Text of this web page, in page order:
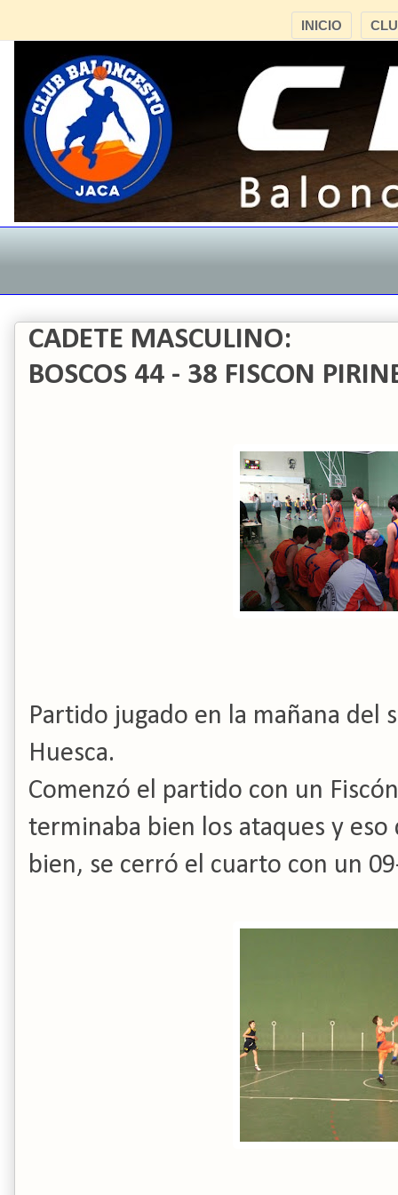
INICIO
CADETE MASCULINO:
BOSCOS 44 - 38 FISCON
Partido jugado en la mañana del
Huesca.
Comenzó el partido con un
terminaba bien los ataques y
bien, se cerró el cuarto con un